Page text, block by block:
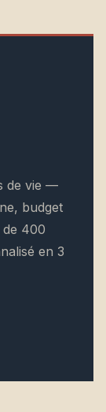
de vie —
budget
400
en 3